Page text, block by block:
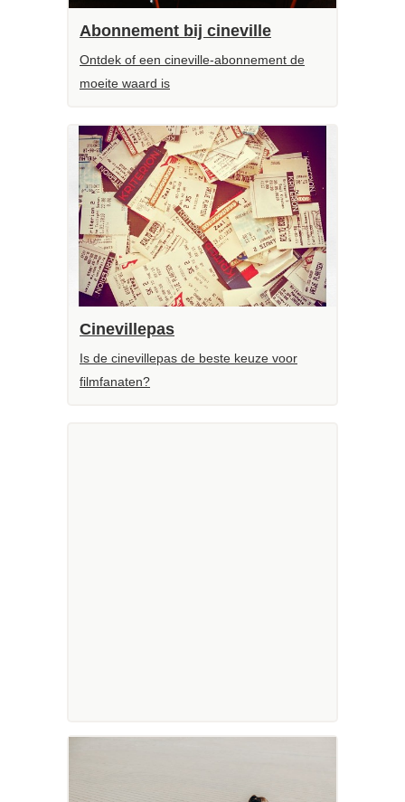
Abonnement bij cineville
Ontdek of een cineville-abonnement de
moeite waard is
Cinevillepas
Is de cinevillepas de beste keuze voor
filmfanaten?